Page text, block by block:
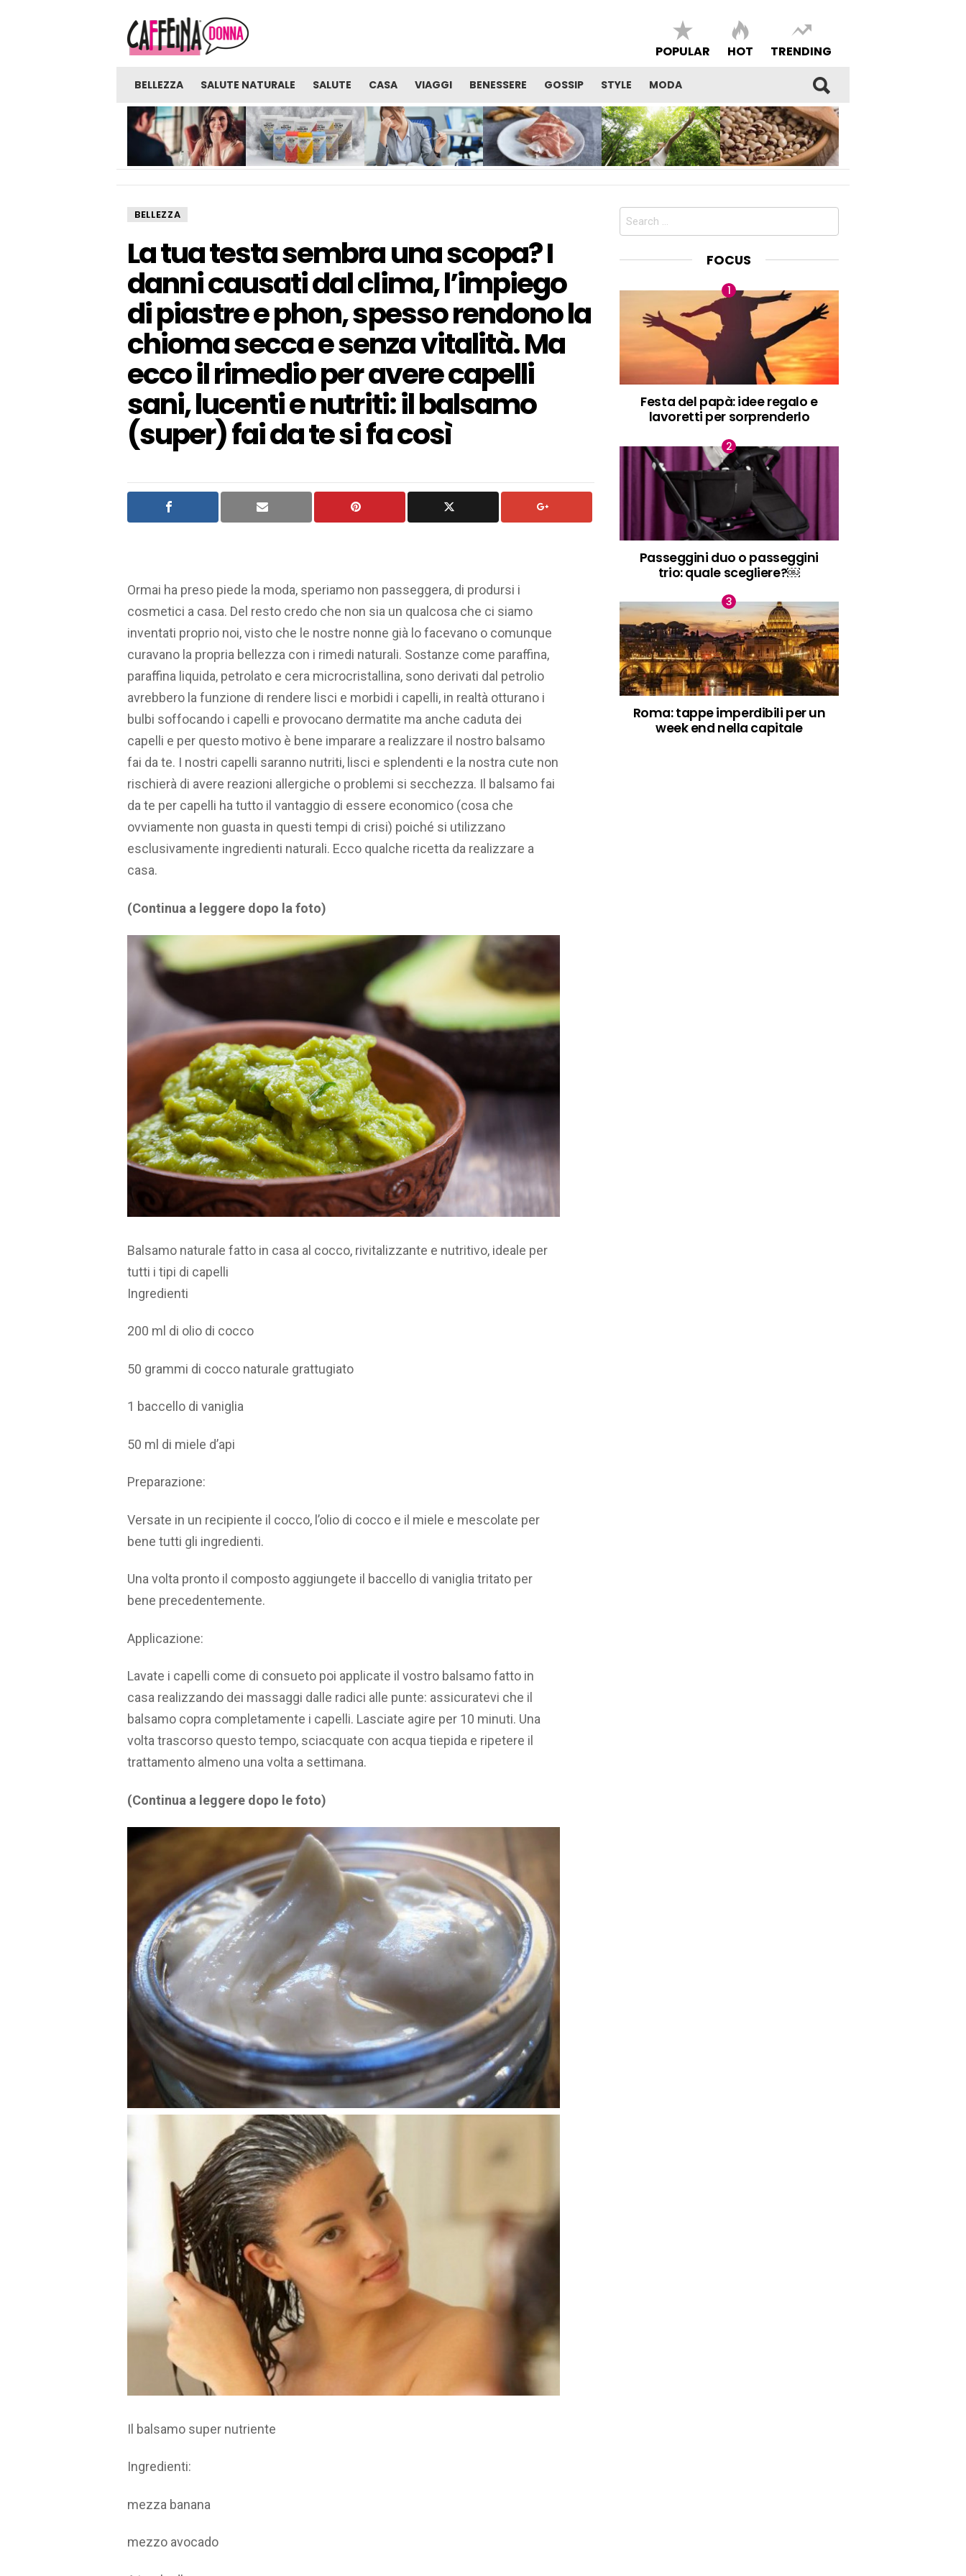
POPULAR HOT TRENDING
BELLEZZA SALUTE NATURALE SALUTE CASA VIAGGI BENESSERE GOSSIP STYLE MODA
NOVITÀ
PER UNA VERA RELAZIONE
DEGLI ADULTI?
SORPRENDENTE DI UTILE PER RECUPERARE DANIELE: ALIMENTO BENESSERE E DELLA BENESSERE E BELL’ESSERE
BELLEZZA
La tua testa sembra una scopa? I
danni causati dal clima, l’impiego
di piastre e phon, spesso rendono la
chioma secca e senza vitalità. Ma
ecco il rimedio per avere capelli
sani, lucenti e nutriti: il balsamo
(super) fai da te si fa così
Ormai ha preso piede la moda, speriamo non passeggera, di prodursi i
cosmetici a casa. Del resto credo che non sia un qualcosa che ci siamo
inventati proprio noi, visto che le nostre nonne già lo facevano o comunque
curavano la propria bellezza con i rimedi naturali. Sostanze come paraffina,
paraffina liquida, petrolato e cera microcristallina, sono derivati dal petrolio
avrebbero la funzione di rendere lisci e morbidi i capelli, in realtà otturano i
bulbi soffocando i capelli e provocano dermatite ma anche caduta dei
capelli e per questo motivo è bene imparare a realizzare il nostro balsamo
fai da te. I nostri capelli saranno nutriti, lisci e splendenti e la nostra cute non
rischierà di avere reazioni allergiche o problemi si secchezza. Il balsamo fai
da te per capelli ha tutto il vantaggio di essere economico (cosa che
ovviamente non guasta in questi tempi di crisi) poiché si utilizzano
esclusivamente ingredienti naturali. Ecco qualche ricetta da realizzare a
casa.
(Continua a leggere dopo la foto)
Balsamo naturale fatto in casa al cocco, rivitalizzante e nutritivo, ideale per
tutti i tipi di capelli
Ingredienti
200 ml di olio di cocco
50 grammi di cocco naturale grattugiato
1 baccello di vaniglia
50 ml di miele d’api
Preparazione:
Versate in un recipiente il cocco, l’olio di cocco e il miele e mescolate per
bene tutti gli ingredienti.
Una volta pronto il composto aggiungete il baccello di vaniglia tritato per
bene precedentemente.
Applicazione:
Lavate i capelli come di consueto poi applicate il vostro balsamo fatto in
casa realizzando dei massaggi dalle radici alle punte: assicuratevi che il
balsamo copra completamente i capelli. Lasciate agire per 10 minuti. Una
volta trascorso questo tempo, sciacquate con acqua tiepida e ripetere il
trattamento almeno una volta a settimana.
(Continua a leggere dopo le foto)
Il balsamo super nutriente
Ingredienti:
mezza banana
mezzo avocado
Search
FOCUS
Festa del papà: idee regalo e
lavoretti per sorprenderlo
Passeggini duo o passeggini
trio: quale scegliere?￼
Roma: tappe imperdibili per un
week end nella capitale